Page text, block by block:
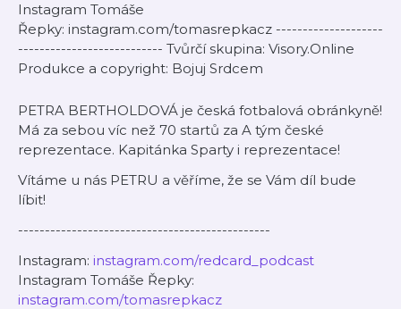
Instagram Tomáše
Řepky: instagram.com/tomasrepkacz --------------------
--------------------------- Tvůrčí skupina: Visory.Online
Produkce a copyright: Bojuj Srdcem
PETRA BERTHOLDOVÁ je česká fotbalová obránkyně!
Má za sebou víc než 70 startů za A tým české
reprezentace. Kapitánka Sparty i reprezentace!
Vítáme u nás PETRU a věříme, že se Vám díl bude
líbit!
-----------------------------------------------
Instagram: instagram.com/redcard_podcast
Instagram Tomáše Řepky:
instagram.com/tomasrepkacz